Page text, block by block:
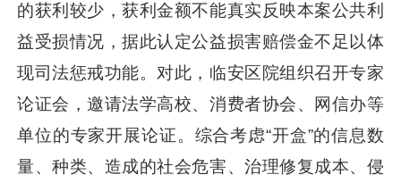
的获利较少，获利金额不能真实反映本案公共利
益受损情况，据此认定公益损害赔偿金不足以体
现司法惩戒功能。对此，临安区院组织召开专家
论证会，邀请法学高校、消费者协会、网信办等
单位的专家开展论证。综合考虑“开盒”的信息数
量、种类、造成的社会危害、治理修复成本、侵